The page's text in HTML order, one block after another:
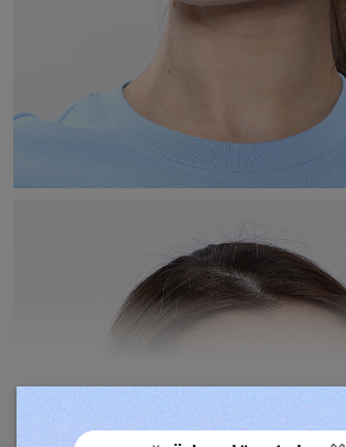
TOVÁBBIAK MEGJELENÍTÉSE